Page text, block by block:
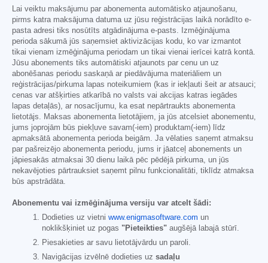
Lai veiktu maksājumu par abonementa automātisko atjaunošanu,
pirms katra maksājuma datuma uz jūsu reģistrācijas laikā norādīto e-
pasta adresi tiks nosūtīts atgādinājuma e-pasts. Izmēģinājuma
perioda sākumā jūs saņemsiet aktivizācijas kodu, ko var izmantot
tikai vienam izmēģinājuma periodam un tikai vienai ierīcei katrā kontā.
Jūsu abonements tiks automātiski atjaunots par cenu un uz
abonēšanas periodu saskaņā ar piedāvājuma materiāliem un
reģistrācijas/pirkuma lapas noteikumiem (kas ir iekļauti šeit ar atsauci;
cenas var atšķirties atkarībā no valsts vai akcijas katras iegādes
lapas detaļās), ar nosacījumu, ka esat nepārtraukts abonementa
lietotājs. Maksas abonementa lietotājiem, ja jūs atcelsiet abonementu,
jums joprojām būs piekļuve savam(-iem) produktam(-iem) līdz
apmaksātā abonementa perioda beigām. Ja vēlaties saņemt atmaksu
par pašreizējo abonementa periodu, jums ir jāatceļ abonements un
jāpiesakās atmaksai 30 dienu laikā pēc pēdējā pirkuma, un jūs
nekavējoties pārtrauksiet saņemt pilnu funkcionalitāti, tiklīdz atmaksa
būs apstrādāta.
Abonementu vai izmēģinājuma versiju var atcelt šādi:
Dodieties uz vietni www.enigmasoftware.com un
noklikšķiniet uz pogas "Pieteikties" augšējā labajā stūrī.
Piesakieties ar savu lietotājvārdu un paroli.
Navigācijas izvēlnē dodieties uz sadaļu